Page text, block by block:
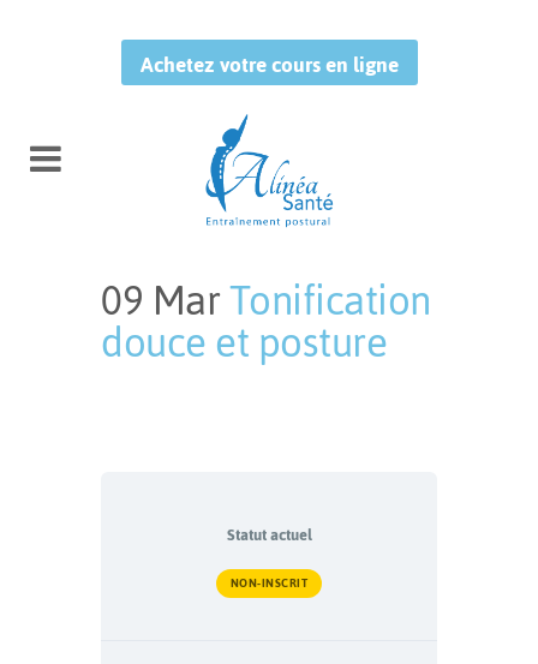
Achetez votre cours en ligne
09 MarTonification
douce et posture
Publié à 21:22h
Statut actuel
NON-INSCRIT